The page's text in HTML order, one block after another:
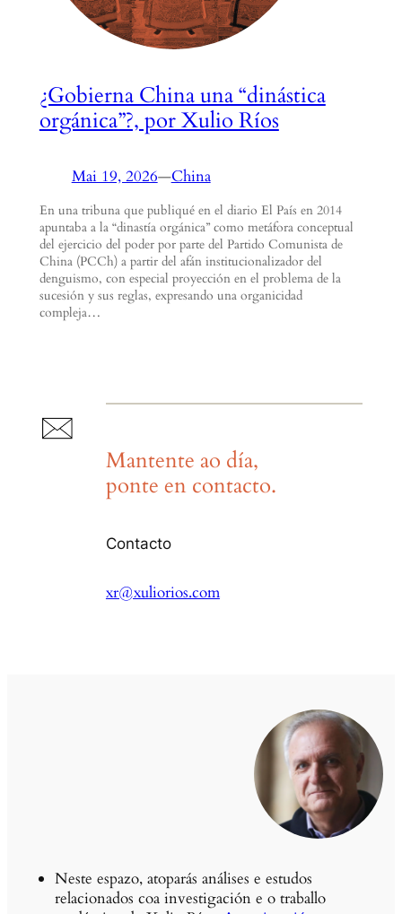
¿Gobierna China una “dinástica
orgánica”?, por Xulio Ríos
Mai 19, 2026—China
En una tribuna que publiqué en el diario El País en 2014
apuntaba a la “dinastía orgánica” como metáfora conceptual
del ejercicio del poder por parte del Partido Comunista de
China (PCCh) a partir del afán institucionalizador del
denguismo, con especial proyección en el problema de la
sucesión y sus reglas, expresando una organicidad
compleja…
Mantente ao día,
ponte en contacto.
Contacto
xr@xuliorios.com
Neste espazo, atoparás análises e estudos
relacionados coa investigación e o traballo